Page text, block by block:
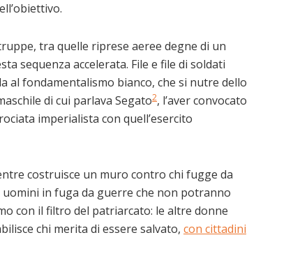
tra quelle riprese aeree degne di un
sequenza accelerata. File e file di soldati
al fondamentalismo bianco, che si nutre dello
di cui parlava Segato2, l’aver convocato
imperialista con quell’esercito
costruisce un muro contro chi fugge da
in fuga da guerre che non potranno
con il filtro del patriarcato: le altre donne
chi merita di essere salvato, con cittadini